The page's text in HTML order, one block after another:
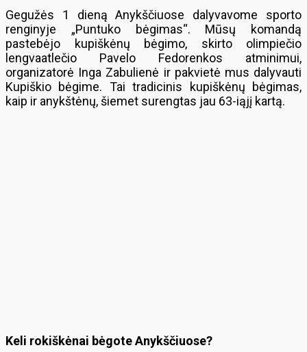
Gegužės 1 dieną Anykščiuose dalyvavome sporto
renginyje „Puntuko bėgimas“. Mūsų komandą
pastebėjo kupiškėnų bėgimo, skirto olimpiečio
lengvaatlečio Pavelo Fedorenkos atminimui,
organizatorė Inga Zabulienė ir pakvietė mus dalyvauti
Kupiškio bėgime. Tai tradicinis kupiškėnų bėgimas,
kaip ir anykštėnų, šiemet surengtas jau 63-iąjį kartą.
Keli rokiškėnai bėgote Anykščiuose?